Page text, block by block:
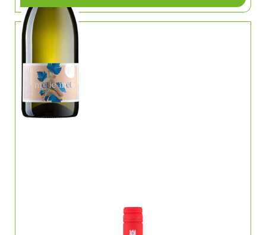
Riesling, trocken, VDP Gutswein, Weingut
Schwane, Volkach, Franken